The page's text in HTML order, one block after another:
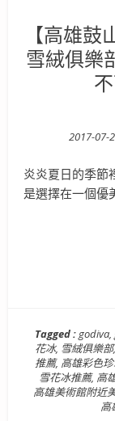
【高雄鼓
雪絨俱樂
2017-07-
炎炎夏日的季節
是選擇在一個優
Tagged :godiva,
花冰, 雪絨俱樂部,
推薦, 高雄彩色
雪花冰推薦, 高
高雄美術館附近
高